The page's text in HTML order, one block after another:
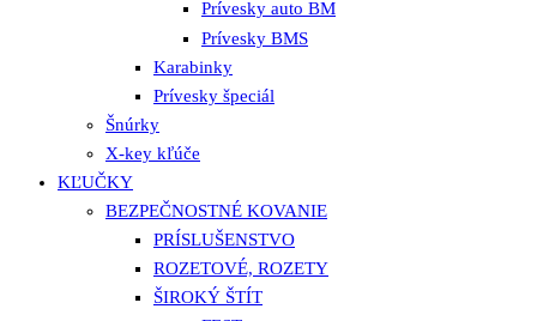
Prívesky auto BM
Prívesky BMS
Karabinky
Prívesky špeciál
Šnúrky
X-key kľúče
KĽUČKY
BEZPEČNOSTNÉ KOVANIE
PRÍSLUŠENSTVO
ROZETOVÉ, ROZETY
ŠIROKÝ ŠTÍT